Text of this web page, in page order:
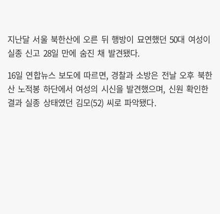
지난달 서울 북한산에 오른 뒤 행방이 묘연했던 50대 여성이
실종 신고 28일 만에 숨진 채 발견됐다.
16일 연합뉴스 보도에 따르면, 경찰과 소방은 전날 오후 북한
산 노적봉 하단에서 여성의 시신을 발견했으며, 신원 확인한
결과 실종 상태였던 김모(52) 씨로 파악됐다.